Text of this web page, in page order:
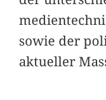
sowie der
aktueller